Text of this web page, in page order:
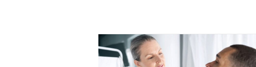
Praesent euismod ac
Ut mollis pellentesque tortor
Nullam eu erat condimentum